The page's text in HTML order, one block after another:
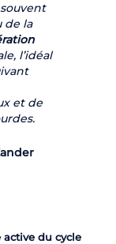
de la
l’idéal
et de
active du cycle